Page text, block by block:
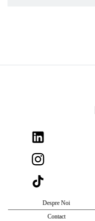
Despre Noi
Contact